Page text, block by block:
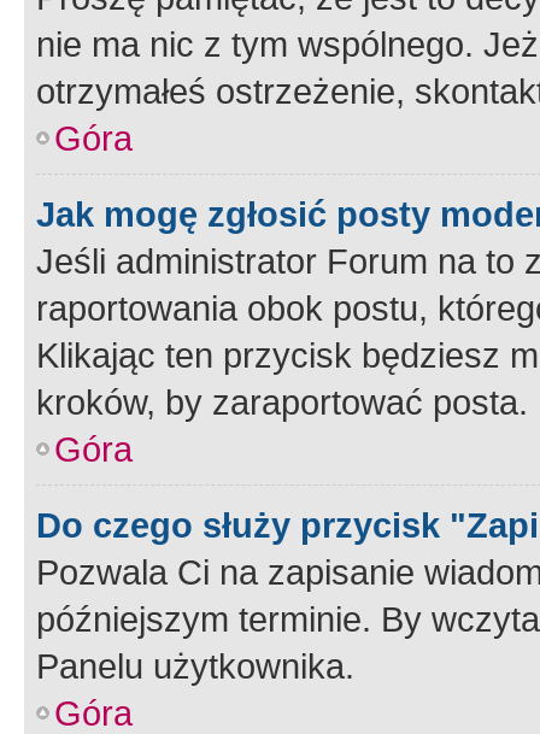
nie ma nic z tym wspólnego.
otrzymałeś ostrzeżenie,
Góra
Jak mogę zgłosić posty
Jeśli administrator Forum na to
raportowania obok postu,
Klikając ten przycisk będziesz
kroków, by zaraportować posta.
Góra
Do czego służy przycisk
Pozwala Ci na zapisanie
późniejszym terminie. By
Panelu użytkownika.
Góra